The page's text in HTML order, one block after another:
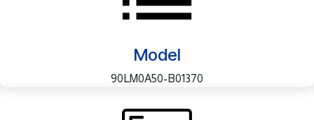
Model
90LM0A50-B01370